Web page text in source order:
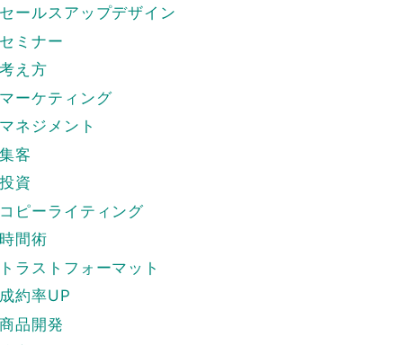
セールスアップデザイン
セミナー
考え方
マーケティング
マネジメント
集客
投資
コピーライティング
時間術
トラストフォーマット
成約率UP
商品開発